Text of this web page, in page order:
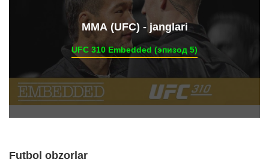
ММА (UFC) - janglari
UFC 310 Embedded (эпизод 5)
Futbol obzorlar